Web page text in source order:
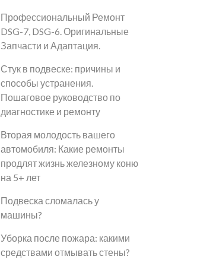
Профессиональный Ремонт
DSG-7, DSG-6. Оригинальные
Запчасти и Адаптация.
Стук в подвеске: причины и
способы устранения.
Пошаговое руководство по
диагностике и ремонту
Вторая молодость вашего
автомобиля: Какие ремонты
продлят жизнь железному коню
на 5+ лет
Подвеска сломалась у
машины?
Уборка после пожара: какими
средствами отмывать стены?